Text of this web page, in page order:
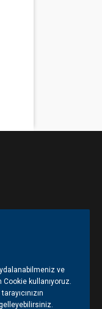
ve
kullanıyoruz.